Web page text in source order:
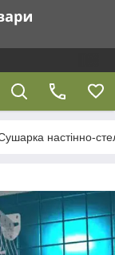
настінно-